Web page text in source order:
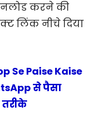
करने की
लिंक नीचे दिया
Se Paise Kaise
से पैसा